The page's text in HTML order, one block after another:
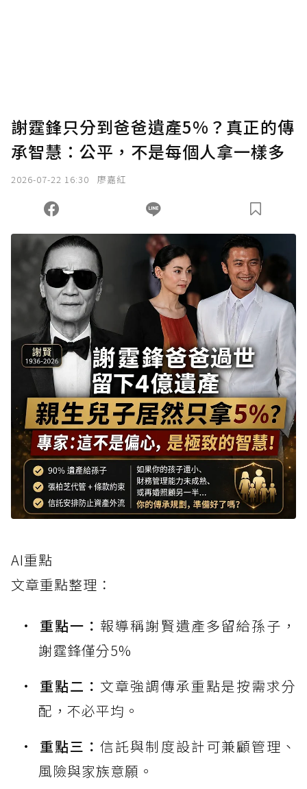
謝霆鋒只分到爸爸遺產5%？真正的傳
承智慧：公平，不是每個人拿一樣多
2026-07-22 16:30 廖嘉紅
AI重點
文章重點整理：
重點一： 報導稱謝賢遺產多留給孫子，
謝霆鋒僅分5%
重點二： 文章強調傳承重點是按需求分
配，不必平均。
重點三：信託與制度設計可兼顧管理、
風險與家族意願。